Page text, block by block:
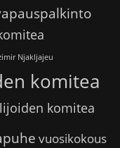
Njakljajeu
komitea
komitea
vuosikokous